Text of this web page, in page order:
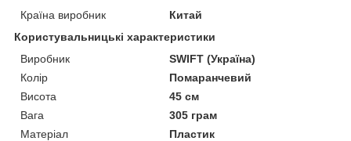
Країна виробник
Китай
Користувальницькі характеристики
Виробник
SWIFT (Україна)
Колір
Помаранчевий
Висота
45 см
Вага
305 грам
Матеріал
Пластик